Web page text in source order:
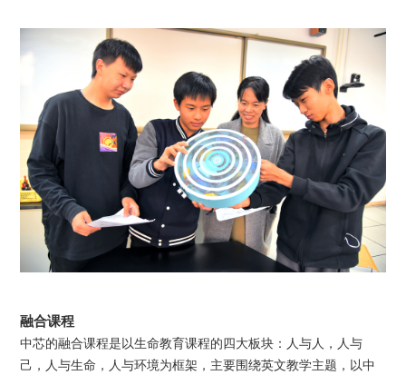
融合课程
中芯的融合课程是以生命教育课程的四大板块：人与人，人与
己，人与生命，人与环境为框架，主要围绕英文教学主题，以中